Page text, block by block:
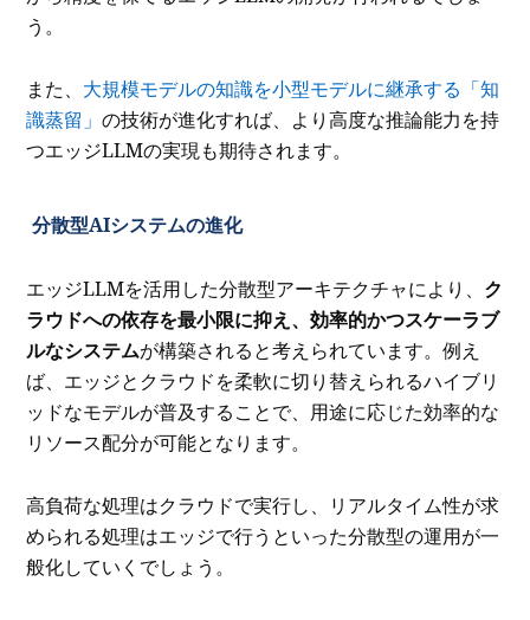
う。
また、 大規模モデルの知識を小型モデルに継承する「知
識蒸留」の技術が進化すれば、より高度な推論能力を持
つエッジLLMの実現も期待されます。
分散型AIシステムの進化
エッジLLMを活用した分散型アーキテクチャにより、 ク
ラウドへの依存を最小限に抑え、効率的かつスケーラブ
ルなシステムが構築されると考えられています。例え
ば、エッジとクラウドを柔軟に切り替えられるハイブリ
ッドなモデルが普及することで、用途に応じた効率的な
リソース配分が可能となります。
高負荷な処理はクラウドで実行し、リアルタイム性が求
められる処理はエッジで行うといった分散型の運用が一
般化していくでしょう。